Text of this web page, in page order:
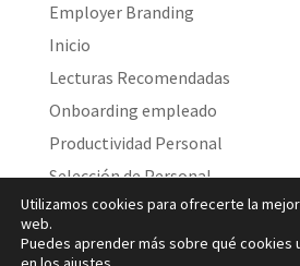
Employer Branding
Inicio
Lecturas Recomendadas
Onboarding empleado
Productividad Personal
Selección de Personal
Sin categoría
Social Marketing
Utilizamos cookies para ofrecerte la
web.
Puedes aprender más sobre qué cookies